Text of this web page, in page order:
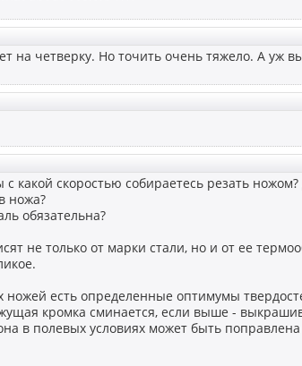
на четверку. Но точить очень тяжело. А уж
с какой скоростью собираетесь резать
ножа?
обязательна?
не только от марки стали, но и от ее
есть определенные оптимумы
кромка сминается, если выше -
в полевых условиях может быть